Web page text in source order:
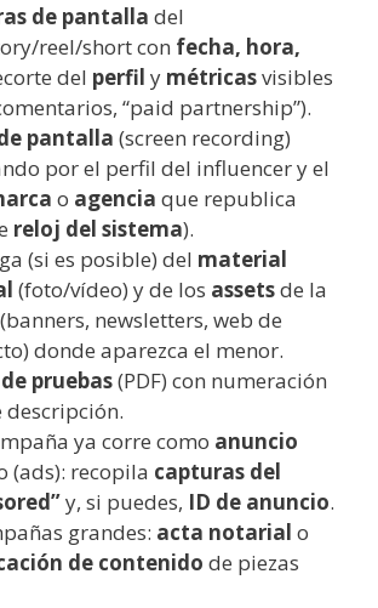
de pantalla del
reel/short con fecha, hora,
del perfil y métricasvisibles
“paid partnership”).
pantalla (screen recording)
por el perfil del influencer y el
o agencia que republica
reloj del sistema).
(si es posible) del material
(foto/vídeo) y de los assetsde la
newsletters, web de
donde aparezca el menor.
pruebas(PDF) con numeración
descripción.
ya corre como anuncio
(ads): recopila capturas del
y, si puedes, ID de anuncio.
grandes: acta notarial o
de contenido de piezas